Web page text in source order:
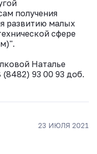
получения
развитию малых
сфере
Наталье
93 00 93 доб.
23 ИЮЛЯ 2021